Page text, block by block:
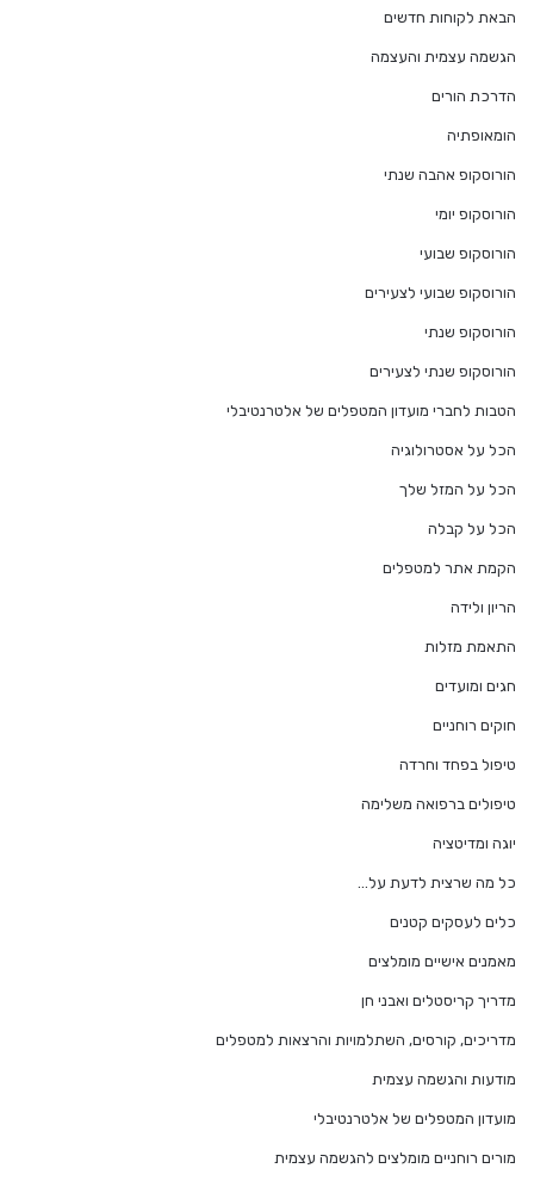
הבאת לקוחות חדשים
הגשמה עצמית והעצמה
הדרכת הורים
הומאופתיה
הורוסקופ אהבה שנתי
הורוסקופ יומי
הורוסקופ שבועי
הורוסקופ שבועי לצעירים
הורוסקופ שנתי
הורוסקופ שנתי לצעירים
הטבות לחברי מועדון המטפלים של אלטרנטיבלי
הכל על אסטרולוגיה
הכל על המזל שלך
הכל על קבלה
הקמת אתר למטפלים
הריון ולידה
התאמת מזלות
חגים ומועדים
חוקים רוחניים
טיפול בפחד וחרדה
טיפולים ברפואה משלימה
יוגה ומדיטציה
כל מה שרצית לדעת על…
כלים לעסקים קטנים
מאמנים אישיים מומלצים
מדריך קריסטלים ואבני חן
מדריכים, קורסים, השתלמויות והרצאות למטפלים
מודעות והגשמה עצמית
מועדון המטפלים של אלטרנטיבלי
מורים רוחניים מומלצים להגשמה עצמית